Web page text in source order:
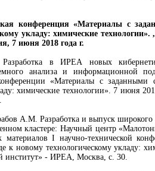
конференция «Материалы с
укладу: химические
7 июня 2018 года г.
в ИРЕА новых
анализа и информационной
«Материалы с
химические технологии». 7 июня
А.М. Разработка и выпуск широкого
кластере: Научный центр
I научно-технической
к новому технологическому укладу:
институт» - ИРЕА, Москва, с. 30.